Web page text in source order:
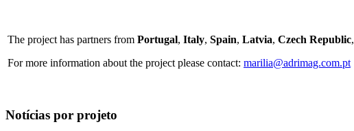
The project has partners from Portugal, Italy, Spain, Latvia, Czech Republic,
For more information about the project please contact: marilia@adrimag.com.pt
Notícias por projeto